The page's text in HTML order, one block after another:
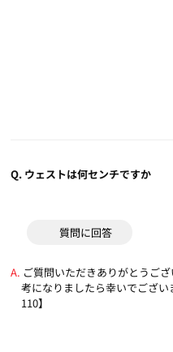
Q. ウェストは何センチですか
ご質問いただきありがとうご
考になりましたら幸いでござ
110】
質問に回答